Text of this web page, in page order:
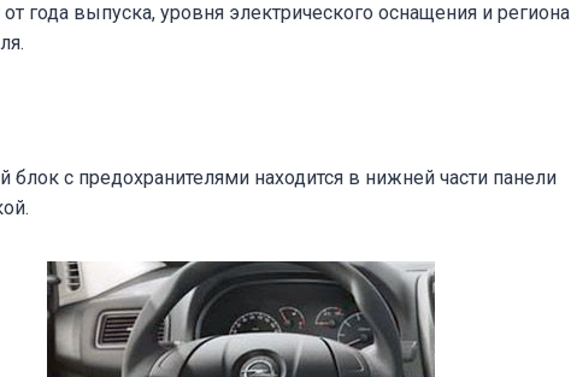
года выпуска, уровня электрического оснащения и региона
блок с предохранителями находится в нижней части панели